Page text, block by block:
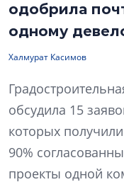
одобрила
одному
Халмурат Касимов
обсудила 15
которых
90%
проекты одной